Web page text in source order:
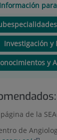
Información
Investigación y
y
de la
de